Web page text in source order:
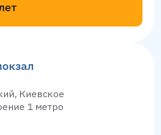
Киевское
1 метро